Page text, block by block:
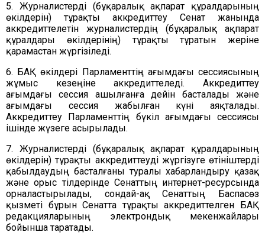
5. Журналистерді (бұқаралық ақпарат құралдарының
өкілдерін) тұрақты аккредиттеу Сенат жанында
аккредиттелетін журналистердің (бұқаралық ақпарат
құралдары өкілдерінің) тұрақты тұратын жеріне
қарамастан жүргізіледі.
6. БАҚ өкілдері Парламенттің ағымдағы сессиясының
жұмыс кезеңіне аккредиттеледі. Аккредиттеу
ағымдағы сессия ашылғанға дейін басталады және
ағымдағы сессия жабылған күні аяқталады.
Аккредиттеу Парламенттің бүкіл ағымдағы сессиясы
ішінде жүзеге асырылады.
7. Журналистерді (бұқаралық ақпарат құралдарының
өкілдерін) тұрақты аккредиттеуді жүргізуге өтініштерді
қабылдаудың басталғаны туралы хабарландыру қазақ
және орыс тілдерінде Сенаттың интернет-ресурсында
орналастырылады, сондай-ақ Сенаттың Баспасөз
қызметі бұрын Сенатта тұрақты аккредиттелген БАҚ
редакцияларының электрондық мекенжайлары
бойынша таратады.